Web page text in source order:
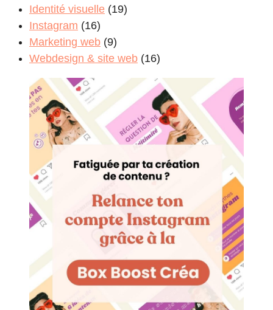
Identité visuelle (19)
Instagram (16)
Marketing web (9)
Webdesign & site web (16)